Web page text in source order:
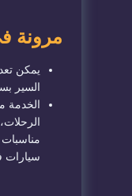
مرونة
يمكن
السير
الخدمة
سيارات